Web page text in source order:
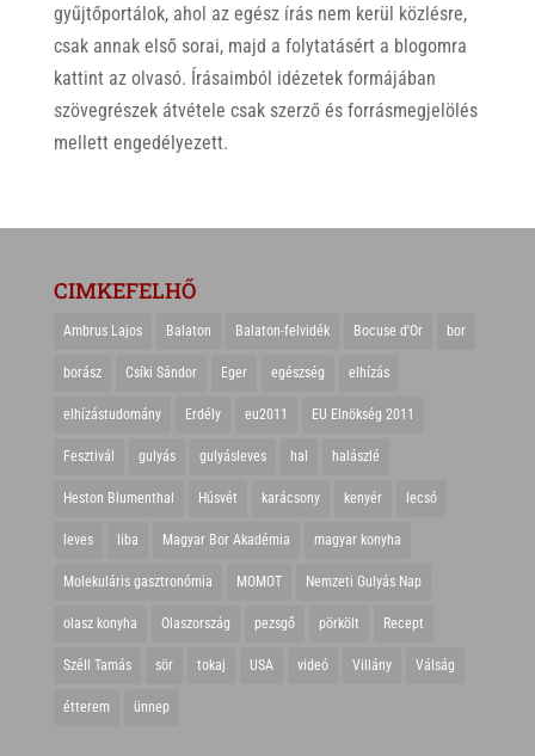
gyűjtőportálok, ahol az egész írás nem kerül közlésre,
csak annak első sorai, majd a folytatásért a blogomra
kattint az olvasó. Írásaimból idézetek formájában
szövegrészek átvétele csak szerző és forrásmegjelölés
mellett engedélyezett.
CIMKEFELHŐ
Ambrus Lajos Balaton Balaton-felvidék Bocuse d'Or bor
borász Csíki Sándor Eger egészség elhízás
elhízástudomány Erdély eu2011 EU Elnökség 2011
Fesztivál gulyás gulyásleves hal halászlé
Heston Blumenthal Húsvét karácsony kenyér lecsó
leves liba Magyar Bor Akadémia magyar konyha
Molekuláris gasztronómia MOMOT Nemzeti Gulyás Nap
olasz konyha Olaszország pezsgő pörkölt Recept
Széll Tamás sör tokaj USA videó Villány Válság
étterem ünnep